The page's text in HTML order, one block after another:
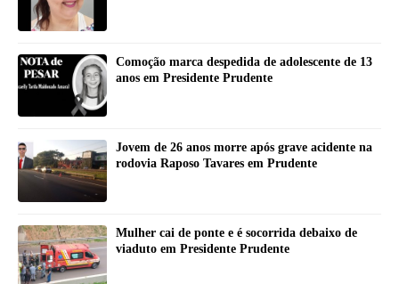
Comoção marca despedida de adolescente de 13
anos em Presidente Prudente
Jovem de 26 anos morre após grave acidente na
rodovia Raposo Tavares em Prudente
Mulher cai de ponte e é socorrida debaixo de
viaduto em Presidente Prudente